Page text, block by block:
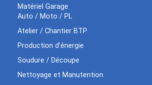
Matériel Garage
Auto / Moto / PL
Atelier / Chantier BTP
Production d’énergie
Soudure / Découpe
Nettoyage et Manutention